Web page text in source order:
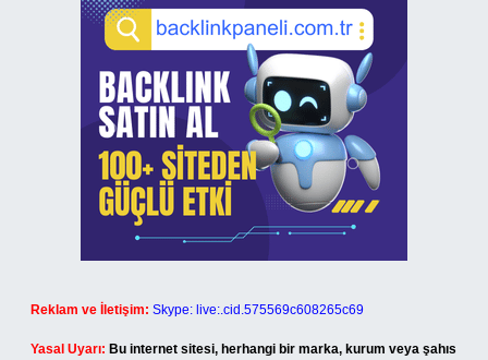
Reklam ve İletişim: Skype: live:.cid.575569c608265c69
Yasal Uyarı: Bu internet sitesi, herhangi bir marka, kurum veya şahıs